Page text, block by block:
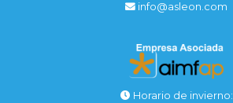
info@asleon.com
Horario de invierno: